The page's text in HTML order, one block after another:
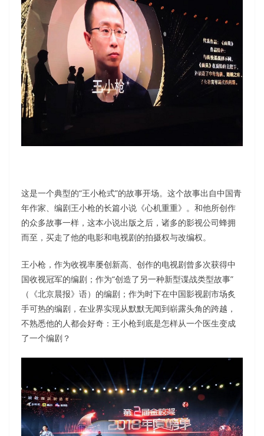
这是一个典型的“王小枪式”的故事开场。这个故事出自中国青
年作家、编剧王小枪的长篇小说《心机重重》。和他所创作
的众多故事一样，这本小说出版之后，诸多的影视公司蜂拥
而至，买走了他的电影和电视剧的拍摄权与改编权。
王小枪，作为收视率屡创新高、创作的电视剧曾多次获得中
国收视冠军的编剧；作为“创造了另一种新型谍战类型故事”
（《北京晨报》语）的编剧；作为时下在中国影视剧市场炙
手可热的编剧，在业界实现从默默无闻到崭露头角的跨越，
不熟悉他的人都会好奇：王小枪到底是怎样从一个医生变成
了一个编剧？